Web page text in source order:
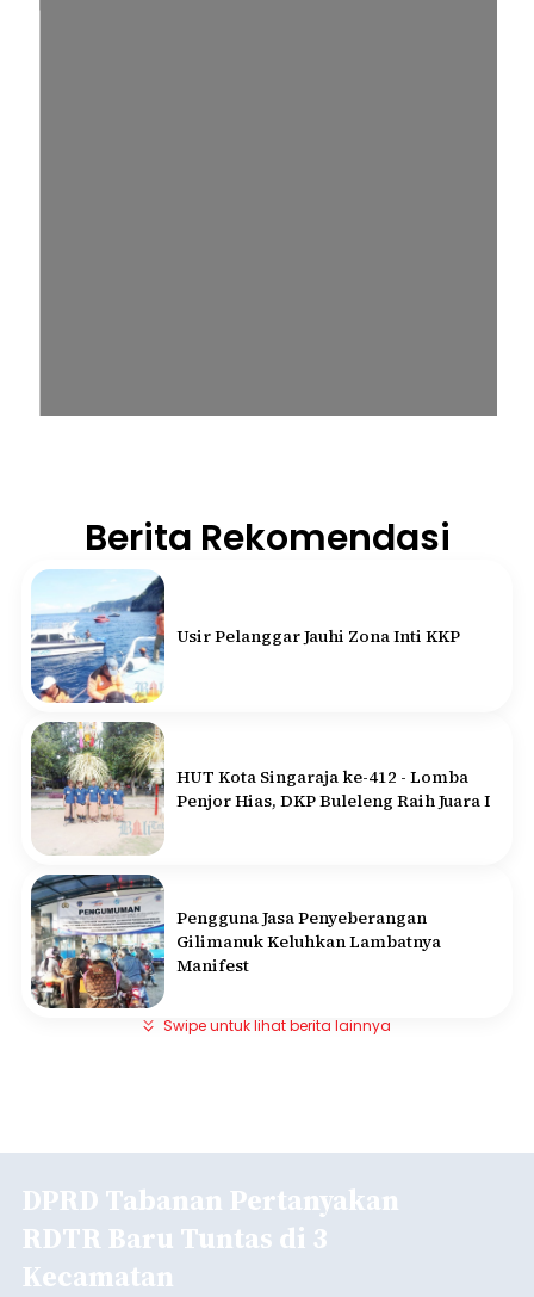
Berita Rekomendasi
Usir Pelanggar Jauhi Zona Inti KKP
HUT Kota Singaraja ke-412 - Lomba
Penjor Hias, DKP Buleleng Raih Juara I
Pengguna Jasa Penyeberangan
Gilimanuk Keluhkan Lambatnya
Manifest
Swipe untuk lihat berita lainnya
DPRD Tabanan Pertanyakan
RDTR Baru Tuntas di 3
Kecamatan